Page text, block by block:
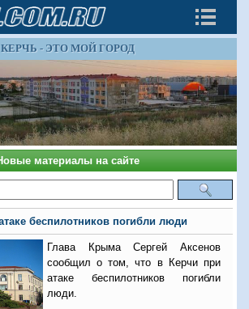
КЕРЧЬ - ЭТО МОЙ ГОРОД
материалы на сайте
беспилотников погибли люди
Глава Крыма Сергей Аксенов
сообщил о том, что в Керчи при
атаке беспилотников погибли
люди.